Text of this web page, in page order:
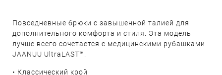
Повседневные брюки с завышенной талией для
дополнительного комфорта и стиля. Эта модель
лучше всего сочетается с медицинскими рубашками
JAANUU UltraLAST™.
• Классический крой